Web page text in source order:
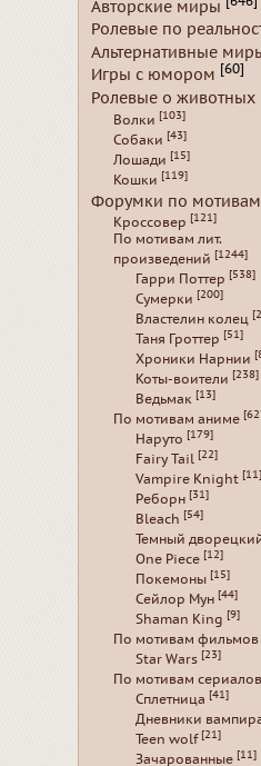
Авторские миры
Ролевые по
Альтернативные
Игры с юмором [60]
Ролевые о животных
Волки [103]
Собаки [43]
Лошади [15]
Кошки [119]
Форумки по мотивам
Кроссовер [121]
По мотивам лит.
произведений [1244]
Гарри Поттер [538]
Сумерки [200]
Властелин колец
Таня Гроттер [51]
Хроники Нарнии
Коты-воители [238]
Ведьмак [13]
По мотивам аниме
Наруто [179]
Fairy Tail [22]
Vampire Knight [11]
Реборн [31]
Bleach [54]
Темный
One Piece [12]
Покемоны [15]
Сейлор Мун [44]
Shaman King [9]
По мотивам фильмов
Star Wars [23]
По мотивам сериалов
Сплетница [41]
Дневники
Teen wolf [21]
Зачарованные [11]